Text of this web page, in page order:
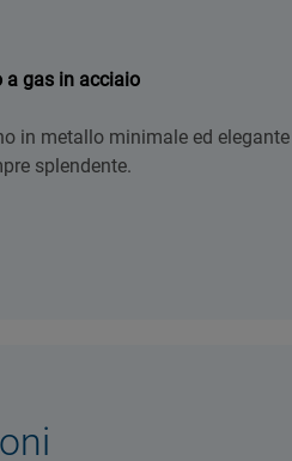
a gas in acciaio
in metallo minimale ed
splendente.